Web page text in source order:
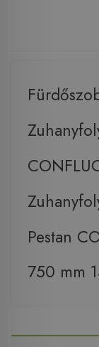
Pestan
750 mm